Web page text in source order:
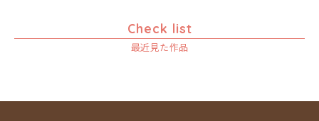
Check list
最近見た作品